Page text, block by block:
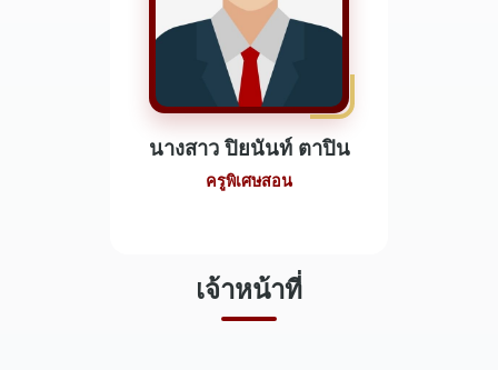
นางสาว ปิยนันท์ ตาปิน
ครูพิเศษสอน
เจ้าหน้าที่